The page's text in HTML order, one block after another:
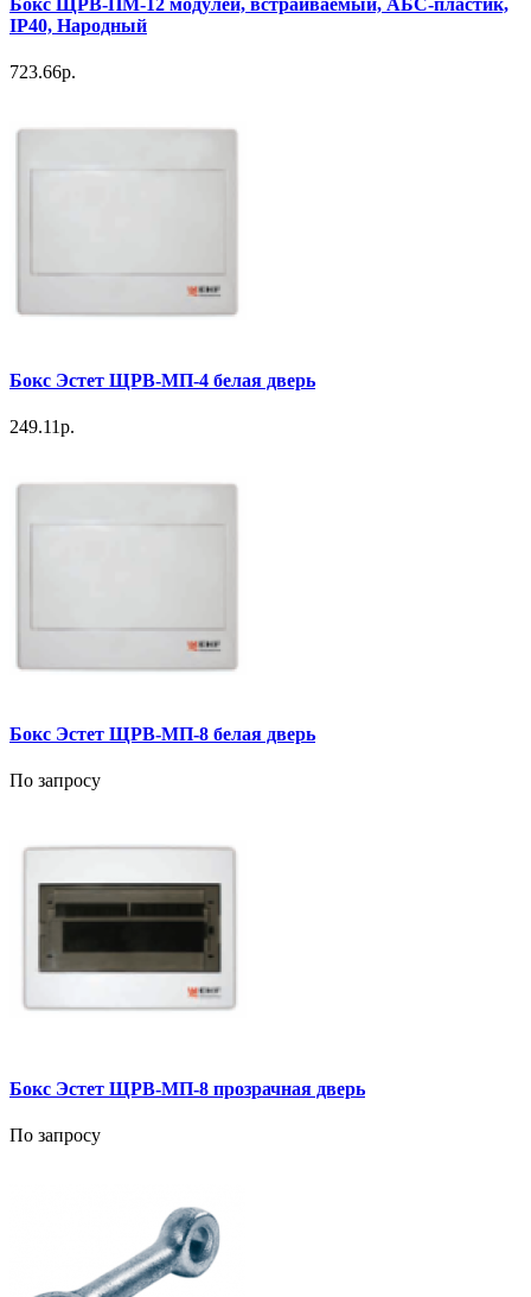
Бокс ЩРВ-ПМ-12 модулей, встраиваемый, АБС-пластик,
IP40, Народный
723.66р.
Бокс Эстет ЩРВ-МП-4 белая дверь
249.11р.
Бокс Эстет ЩРВ-МП-8 белая дверь
По запросу
Бокс Эстет ЩРВ-МП-8 прозрачная дверь
По запросу